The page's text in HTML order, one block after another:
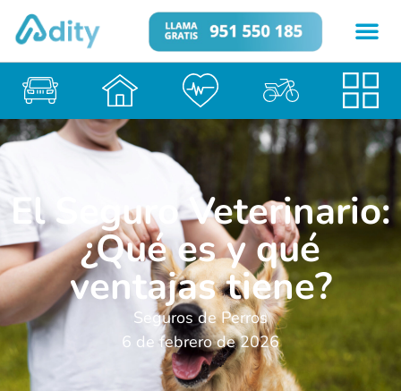
El Seguro Veterinario:
¿Qué es y qué
ventajas tiene?
Seguros de Perros
6 de febrero de 2026